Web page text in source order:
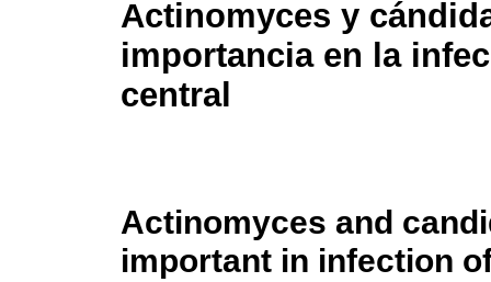
Actinomyces y
importancia en la
central
Actinomyces and
important in infection